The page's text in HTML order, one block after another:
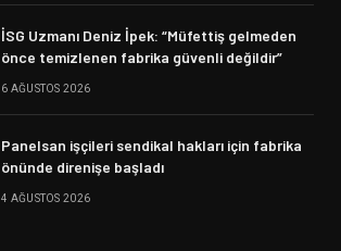
İSG Uzmanı Deniz İpek: “Müfettiş gelmeden
önce temizlenen fabrika güvenli değildir”
6 AĞUSTOS 2026
Panelsan işçileri sendikal hakları için fabrika
önünde direnişe başladı
4 AĞUSTOS 2026